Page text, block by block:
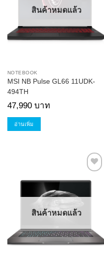
สินค้าหมดแล้ว
NOTEBOOK
MSI NB Pulse GL66 11UDK-
494TH
47,990 บาท
อ่านเพิ่ม
Wishlist
สินค้าหมดแล้ว